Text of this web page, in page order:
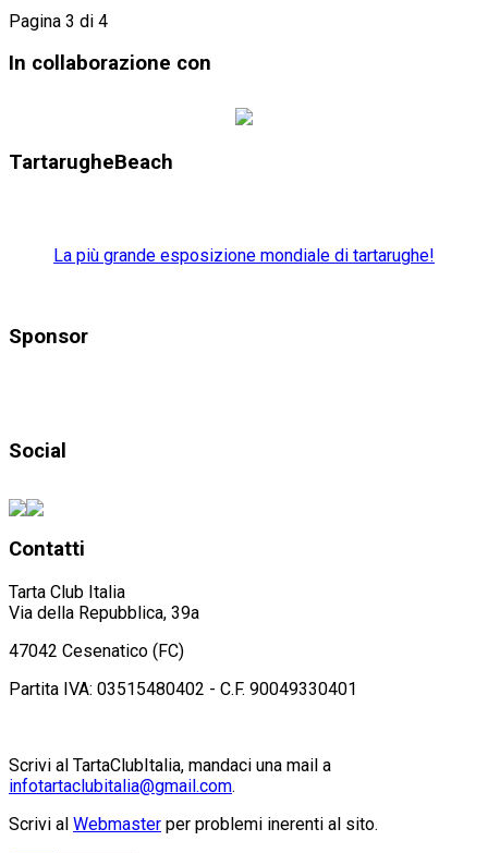
Pagina 3 di 4
In collaborazione con
TartarugheBeach
La più grande esposizione mondiale di tartarughe!
Sponsor
Social
Contatti
Tarta Club Italia
Via della Repubblica, 39a
47042 Cesenatico (FC)
Partita IVA: 03515480402 - C.F. 90049330401
Scrivi al TartaClubItalia, mandaci una mail a
infotartaclubitalia@gmail.com.
Scrivi al Webmaster per problemi inerenti al sito.